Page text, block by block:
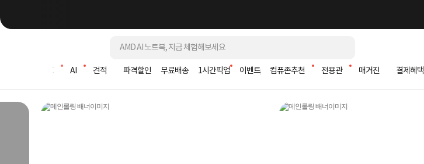
조립PC AI 견적 파격할인 무료배송 1시간픽업 이벤트 컴퓨존추천 전용관 매거진 결제혜택